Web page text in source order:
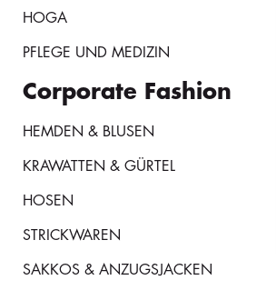
HOGA
PFLEGE UND MEDIZIN
Corporate Fashion
HEMDEN & BLUSEN
KRAWATTEN & GÜRTEL
HOSEN
STRICKWAREN
SAKKOS & ANZUGSJACKEN